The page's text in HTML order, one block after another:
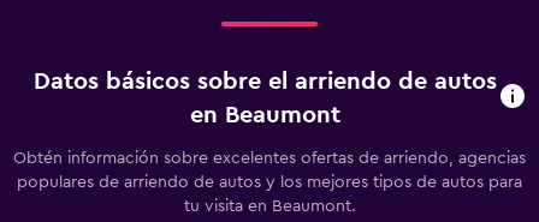
Datos básicos sobre el arriendo de autos
en Beaumont
Obtén información sobre excelentes ofertas de arriendo, agencias
populares de arriendo de autos y los mejores tipos de autos para
tu visita en Beaumont.